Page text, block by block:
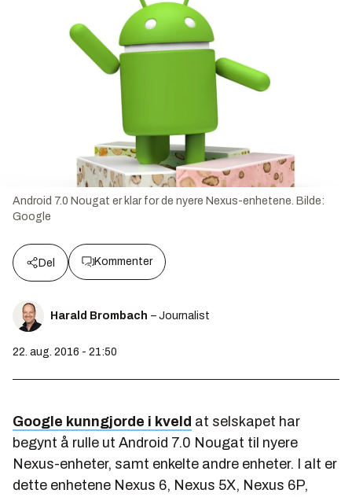
Android 7.0 Nougat er klar for de nyere Nexus-enhetene. Bilde:
Google
Del Kommenter
Harald Brombach – Journalist
22. aug. 2016 - 21:50
Google kunngjorde i kveld at selskapet har
begynt å rulle ut Android 7.0 Nougat til nyere
Nexus-enheter, samt enkelte andre enheter. I alt er
dette enhetene Nexus 6, Nexus 5X, Nexus 6P,